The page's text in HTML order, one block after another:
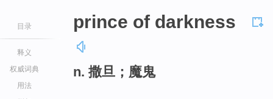
目录
释义
权威词典
用法
prince of darkness
n. 撒旦；魔鬼